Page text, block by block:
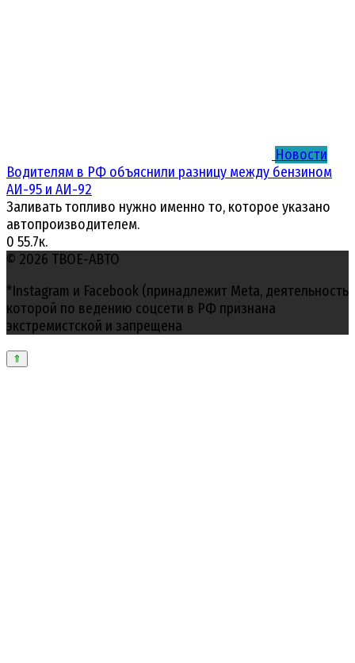
Новости
Водителям в РФ объяснили разницу между бензином
АИ-95 и АИ-92
Заливать топливо нужно именно то, которое указано
автопроизводителем.
0 55.7к.
© 2026 ТВОЕ-АВТО
*Instagram и Facebook (принадлежит Meta, деятельность
которой по ведению соцсети в РФ признана
экстремистской и запрещена